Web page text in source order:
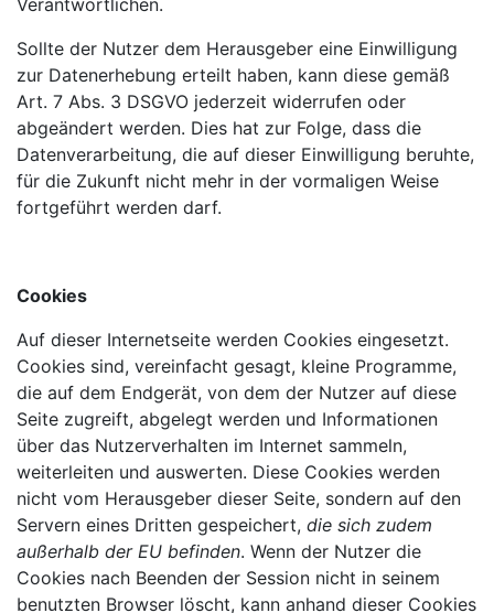
Sollte der Nutzer dem Herausgeber eine Einwilligung
zur Datenerhebung erteilt haben, kann diese gemäß
Art. 7 Abs. 3 DSGVO jederzeit widerrufen oder
abgeändert werden. Dies hat zur Folge, dass die
Datenverarbeitung, die auf dieser Einwilligung beruhte,
für die Zukunft nicht mehr in der vormaligen Weise
fortgeführt werden darf.
Cookies
Auf dieser Internetseite werden Cookies eingesetzt.
Cookies sind, vereinfacht gesagt, kleine Programme,
die auf dem Endgerät, von dem der Nutzer auf diese
Seite zugreift, abgelegt werden und Informationen
über das Nutzerverhalten im Internet sammeln,
weiterleiten und auswerten. Diese Cookies werden
nicht vom Herausgeber dieser Seite, sondern auf den
Servern eines Dritten gespeichert, die sich zudem
außerhalb der EU befinden. Wenn der Nutzer die
Cookies nach Beenden der Session nicht in seinem
benutzten Browser löscht, kann anhand dieser Cookies